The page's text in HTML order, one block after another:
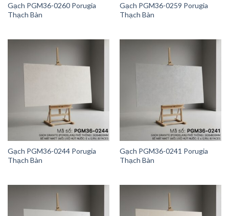
Gạch PGM36-0260 Porugia
Thạch Bàn
Gạch PGM36-0259 Porugia
Thạch Bàn
Gạch PGM36-0244 Porugia
Thạch Bàn
Gạch PGM36-0241 Porugia
Thạch Bàn